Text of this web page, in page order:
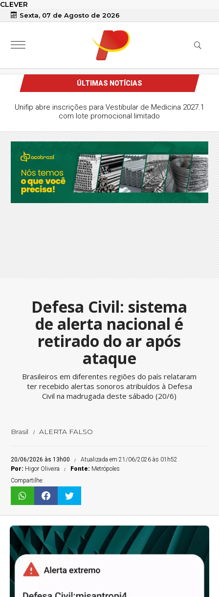
CLEVER
Sexta, 07 de Agosto de 2026
ÚLTIMAS NOTÍCIAS
Unifip abre inscrições para Vestibular de Medicina 2027.1
com lote promocional limitado
Defesa Civil: sistema
de alerta nacional é
retirado do ar após
ataque
Brasileiros em diferentes regiões do país relataram
ter recebido alertas sonoros atribuídos à Defesa
Civil na madrugada deste sábado (20/6)
Brasil ALERTA FALSO
20/06/2026 às 13h00
Atualizada em 21/06/2026 às 01h52
Por: Higor Oliveira Fonte: Metrópoles
Compartilhe: